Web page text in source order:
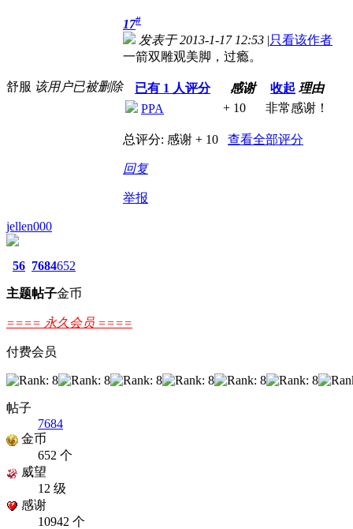
舒服 该用户已被删除
17#
发表于 2013-1-17 12:53 |只看该作者
一箭双雕观美脚，过瘾。
已有 1 人评分 感谢 收起 理由
PPA
+ 10 非常感谢！
总评分: 感谢 + 10 查看全部评分
回复
举报
jellen000
56
主题
7684
帖子
652
金币
==== 永久会员 ====
付费会员
帖子
7684
金币
652 个
威望
12 级
感谢
10942 个